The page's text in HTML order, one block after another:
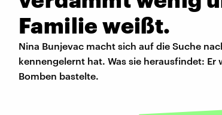
Familie weißt.
Nina Bunjevac macht sich auf die Suche
kennengelernt hat. Was sie herausfindet: Er
Bomben bastelte.